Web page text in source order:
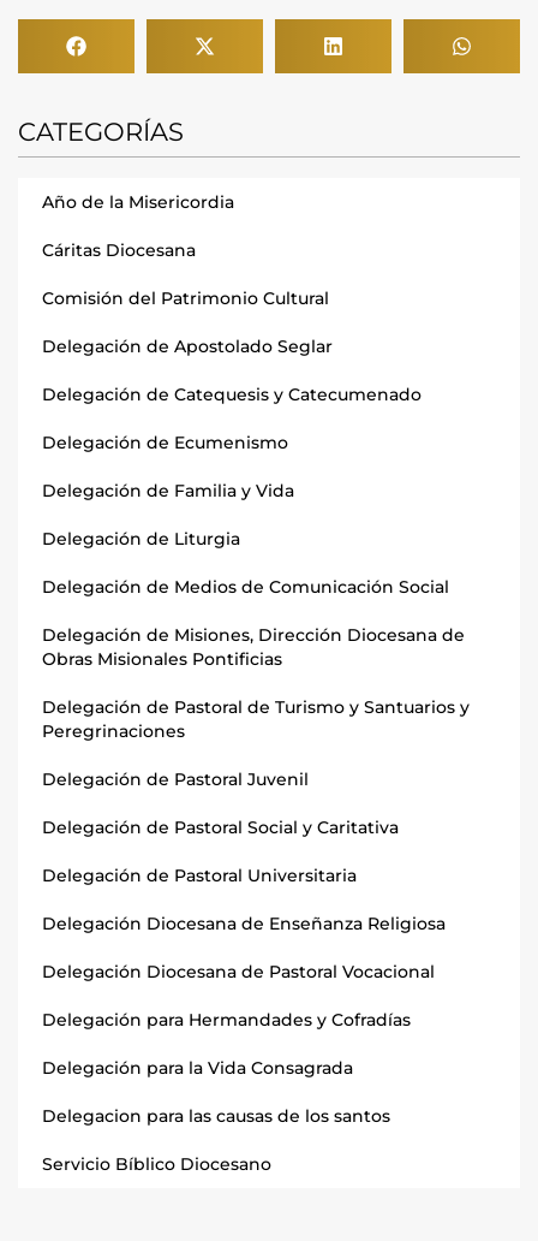
CATEGORÍAS
Año de la Misericordia
Cáritas Diocesana
Comisión del Patrimonio Cultural
Delegación de Apostolado Seglar
Delegación de Catequesis y Catecumenado
Delegación de Ecumenismo
Delegación de Familia y Vida
Delegación de Liturgia
Delegación de Medios de Comunicación Social
Delegación de Misiones, Dirección Diocesana de
Obras Misionales Pontificias
Delegación de Pastoral de Turismo y Santuarios y
Peregrinaciones
Delegación de Pastoral Juvenil
Delegación de Pastoral Social y Caritativa
Delegación de Pastoral Universitaria
Delegación Diocesana de Enseñanza Religiosa
Delegación Diocesana de Pastoral Vocacional
Delegación para Hermandades y Cofradías
Delegación para la Vida Consagrada
Delegacion para las causas de los santos
Servicio Bíblico Diocesano